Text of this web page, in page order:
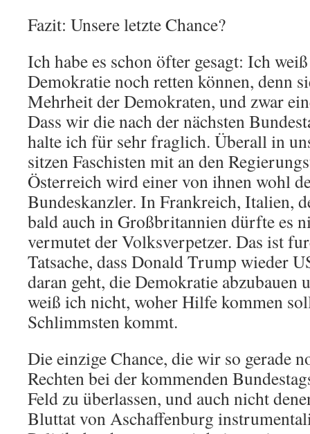
Fazit: Unsere letzte Chance?
Ich habe es schon öfter gesagt: Ich
Demokratie noch retten können, denn
Mehrheit der Demokraten, und zwar
Dass wir die nach der nächsten
halte ich für sehr fraglich. Überall in
sitzen Faschisten mit an den
Österreich wird einer von ihnen wohl
Bundeskanzler. In Frankreich, Italien,
bald auch in Großbritannien dürfte es
vermutet der Volksverpetzer. Das ist
Tatsache, dass Donald Trump wieder
daran geht, die Demokratie abzubauen
weiß ich nicht, woher Hilfe kommen
Schlimmsten kommt.
Die einzige Chance, die wir so gerade
Rechten bei der kommenden
Feld zu überlassen, und auch nicht
Bluttat von Aschaffenburg